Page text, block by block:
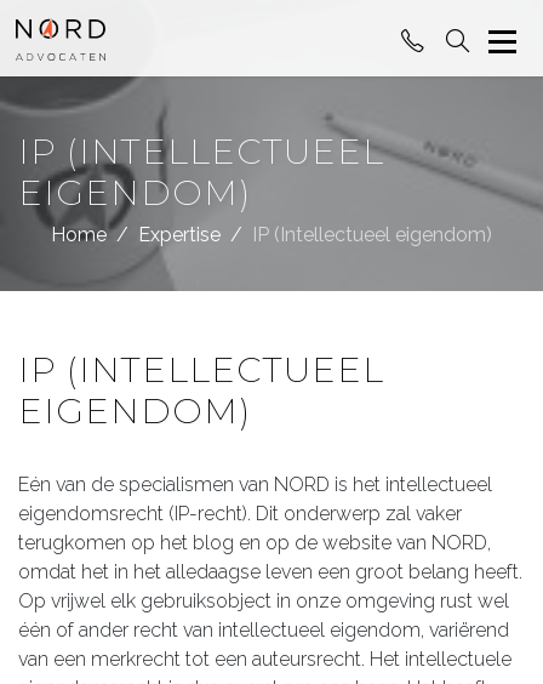
IP (INTELLECTUEEL
EIGENDOM)
Home Expertise IP (Intellectueel eigendom)
IP (INTELLECTUEEL
EIGENDOM)
Eén van de specialismen van NORD is het intellectueel
eigendomsrecht (IP-recht). Dit onderwerp zal vaker
terugkomen op het blog en op de website van NORD,
omdat het in het alledaagse leven een groot belang heeft.
Op vrijwel elk gebruiksobject in onze omgeving rust wel
één of ander recht van intellectueel eigendom, variërend
van een merkrecht tot een auteursrecht. Het intellectuele